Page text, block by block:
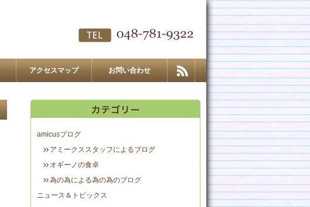
アクセスマップ お問い合わせ
amicusブログ
アミークススタッフによるブログ
オギーノの食卓
為の為による為の為のブログ
ニュース＆トピックス